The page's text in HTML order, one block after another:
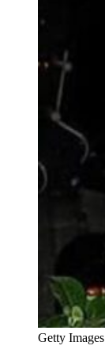
Getty Images